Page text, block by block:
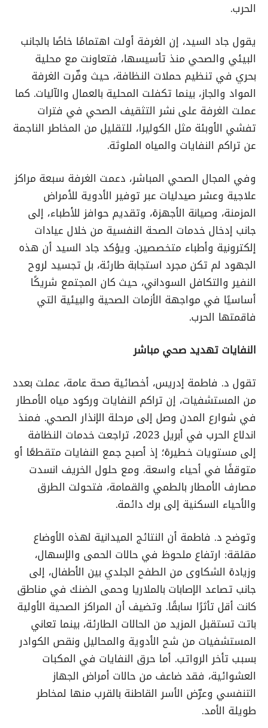
الحرب.
يقول جاد السيد، إن الغرفة أولت اهتمامًا خاصًا بالجانب
البيئي والصحي منذ تأسيسها، فتعاونت مع محلية
بحري في تنظيم حملات النظافة، حيث وفّرت الغرفة
المواد والجاز، بينما تكفلت المحلية بالعمال والآليات. كما
عملت الغرفة على نشر التثقيف الصحي في فترات
تفشي الأوبئة مثل الكوليرا، للتقليل من المخاطر الناجمة
عن تراكم النفايات والمياه الملوثة.
وفي المجال الصحي المباشر، دعمت الغرفة سبعة مراكز
علاجية وعشر صيدليات عبر توفير الأدوية للأمراض
المزمنة، وصيانة الأجهزة، وتقديم حوافز للأطباء، إلى
جانب إدخال خدمات الصحة النفسية من خلال عيادات
إلكترونية وأطباء متخصصين. ويؤكد جاد السيد أن هذه
الجهود لم تكن مجرد استجابة طارئة، بل تجسيد لروح
النفير والتكافل السوداني، حيث كان المجتمع شريكًا
أساسيًا في مواجهة الأزمات الصحية والبيئية التي
فاقمتها الحرب.
النفايات تهديد صحي مباشر
تقول د. فاطمة إدريس، أخصائية صحة عامة، عملت بعدد
من المستشفيات، إن تراكم النفايات وركود مياه الأمطار
في شوارع المدن وصل إلى مرحلة الإنذار الصحي. فمنذ
اندلاع الحرب في أبريل 2023، تراجعت خدمات النظافة
إلى مستويات خطيرة؛ إذ أصبح جمع النفايات متقطعًا أو
متوقفًا في أحياء واسعة. ومع حلول الخريف انسدت
مصارف الأمطار بالطمي والقمامة، فتحولت الطرق
والأحياء السكنية إلى برك دائمة.
وتوضح د. فاطمة أن النتائج الميدانية لهذه الأوضاع
مقلقة: ارتفاع ملحوظ في حالات الحمى والإسهال،
وزيادة الشكاوى من الطفح الجلدي بين الأطفال، إلى
جانب تصاعد الإصابات بالملاريا وحمى الضنك في مناطق
كانت أقل تأثرًا سابقًا. وتضيف أن المراكز الصحية الأولية
باتت تستقبل المزيد من الحالات الطارئة، بينما تعاني
المستشفيات من شح الأدوية والمحاليل ونقص الكوادر
بسبب تأخر الرواتب. أما حرق النفايات في المكبات
العشوائية، فقد ضاعف من حالات أمراض الجهاز
التنفسي وعرّض الأسر القاطنة بالقرب منها لمخاطر
طويلة الأمد.